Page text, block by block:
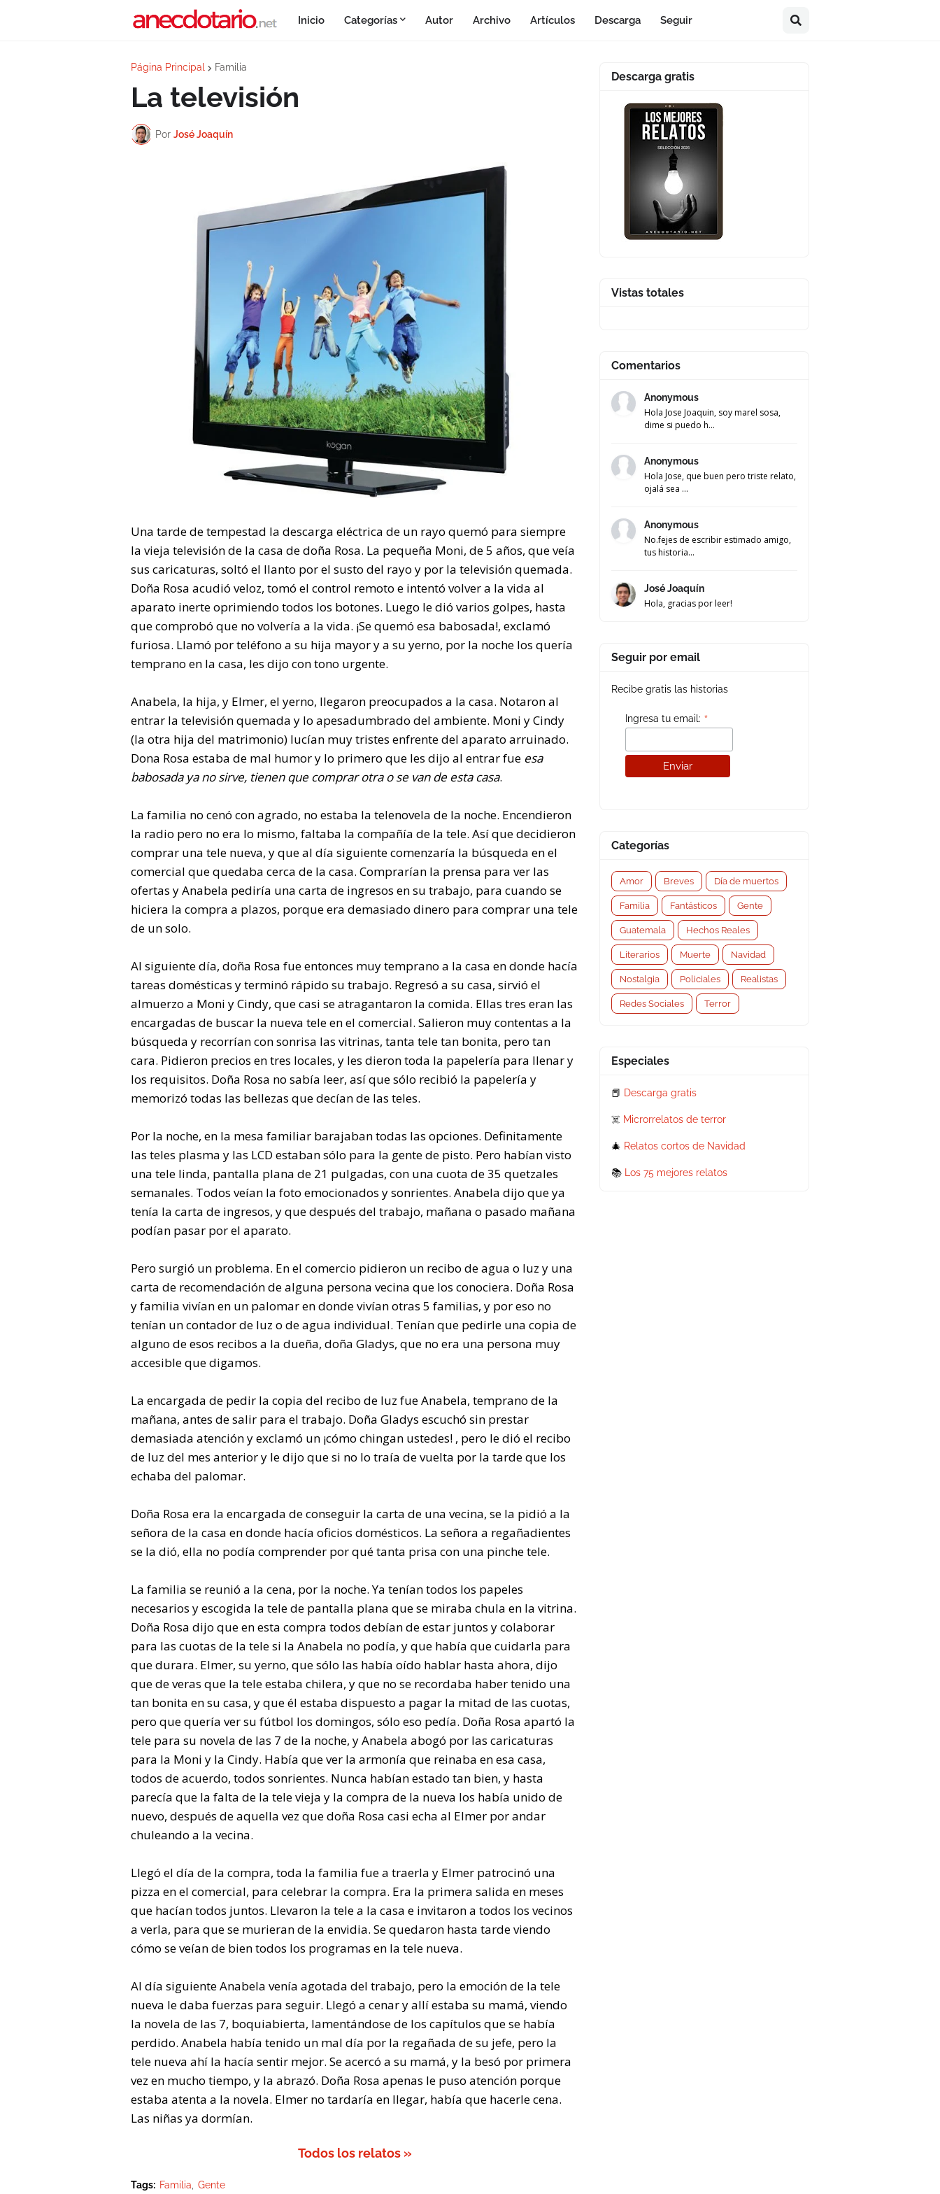
Inicio Categorías Autor Archivo Artículos Descarga Seguir
Página Principal Familia
La televisión
Por José Joaquín
Una tarde de tempestad la descarga eléctrica de un rayo quemó para siempre
la vieja televisión de la casa de doña Rosa. La pequeña Moni, de 5 años, que veía
sus caricaturas, soltó el llanto por el susto del rayo y por la televisión quemada.
Doña Rosa acudió veloz, tomó el control remoto e intentó volver a la vida al
aparato inerte oprimiendo todos los botones. Luego le dió varios golpes, hasta
que comprobó que no volvería a la vida. ¡Se quemó esa babosada!, exclamó
furiosa. Llamó por teléfono a su hija mayor y a su yerno, por la noche los quería
temprano en la casa, les dijo con tono urgente.
Anabela, la hija, y Elmer, el yerno, llegaron preocupados a la casa. Notaron al
entrar la televisión quemada y lo apesadumbrado del ambiente. Moni y Cindy
(la otra hija del matrimonio) lucían muy tristes enfrente del aparato arruinado.
Dona Rosa estaba de mal humor y lo primero que les dijo al entrar fue esa
babosada ya no sirve, tienen que comprar otra o se van de esta casa.
La familia no cenó con agrado, no estaba la telenovela de la noche. Encendieron
la radio pero no era lo mismo, faltaba la compañía de la tele. Así que decidieron
comprar una tele nueva, y que al día siguiente comenzaría la búsqueda en el
comercial que quedaba cerca de la casa. Comprarían la prensa para ver las
ofertas y Anabela pediría una carta de ingresos en su trabajo, para cuando se
hiciera la compra a plazos, porque era demasiado dinero para comprar una tele
de un solo.
Al siguiente día, doña Rosa fue entonces muy temprano a la casa en donde hacía
tareas domésticas y terminó rápido su trabajo. Regresó a su casa, sirvió el
almuerzo a Moni y Cindy, que casi se atragantaron la comida. Ellas tres eran las
encargadas de buscar la nueva tele en el comercial. Salieron muy contentas a la
búsqueda y recorrían con sonrisa las vitrinas, tanta tele tan bonita, pero tan
cara. Pidieron precios en tres locales, y les dieron toda la papelería para llenar y
los requisitos. Doña Rosa no sabía leer, así que sólo recibió la papelería y
memorizó todas las bellezas que decían de las teles.
Por la noche, en la mesa familiar barajaban todas las opciones. Definitamente
las teles plasma y las LCD estaban sólo para la gente de pisto. Pero habían visto
una tele linda, pantalla plana de 21 pulgadas, con una cuota de 35 quetzales
semanales. Todos veían la foto emocionados y sonrientes. Anabela dijo que ya
tenía la carta de ingresos, y que después del trabajo, mañana o pasado mañana
podían pasar por el aparato.
Pero surgió un problema. En el comercio pidieron un recibo de agua o luz y una
carta de recomendación de alguna persona vecina que los conociera. Doña Rosa
y familia vivían en un palomar en donde vivían otras 5 familias, y por eso no
tenían un contador de luz o de agua individual. Tenían que pedirle una copia de
alguno de esos recibos a la dueña, doña Gladys, que no era una persona muy
accesible que digamos.
La encargada de pedir la copia del recibo de luz fue Anabela, temprano de la
mañana, antes de salir para el trabajo. Doña Gladys escuchó sin prestar
demasiada atención y exclamó un ¡cómo chingan ustedes! , pero le dió el recibo
de luz del mes anterior y le dijo que si no lo traía de vuelta por la tarde que los
echaba del palomar.
Doña Rosa era la encargada de conseguir la carta de una vecina, se la pidió a la
señora de la casa en donde hacía oficios domésticos. La señora a regañadientes
se la dió, ella no podía comprender por qué tanta prisa con una pinche tele.
La familia se reunió a la cena, por la noche. Ya tenían todos los papeles
necesarios y escogida la tele de pantalla plana que se miraba chula en la vitrina.
Doña Rosa dijo que en esta compra todos debían de estar juntos y colaborar
para las cuotas de la tele si la Anabela no podía, y que había que cuidarla para
que durara. Elmer, su yerno, que sólo las había oído hablar hasta ahora, dijo
que de veras que la tele estaba chilera, y que no se recordaba haber tenido una
tan bonita en su casa, y que él estaba dispuesto a pagar la mitad de las cuotas,
pero que quería ver su fútbol los domingos, sólo eso pedía. Doña Rosa apartó la
tele para su novela de las 7 de la noche, y Anabela abogó por las caricaturas
para la Moni y la Cindy. Había que ver la armonía que reinaba en esa casa,
todos de acuerdo, todos sonrientes. Nunca habían estado tan bien, y hasta
parecía que la falta de la tele vieja y la compra de la nueva los había unido de
nuevo, después de aquella vez que doña Rosa casi echa al Elmer por andar
chuleando a la vecina.
Llegó el día de la compra, toda la familia fue a traerla y Elmer patrocinó una
pizza en el comercial, para celebrar la compra. Era la primera salida en meses
que hacían todos juntos. Llevaron la tele a la casa e invitaron a todos los vecinos
a verla, para que se murieran de la envidia. Se quedaron hasta tarde viendo
cómo se veían de bien todos los programas en la tele nueva.
Al día siguiente Anabela venía agotada del trabajo, pero la emoción de la tele
nueva le daba fuerzas para seguir. Llegó a cenar y allí estaba su mamá, viendo
la novela de las 7, boquiabierta, lamentándose de los capítulos que se había
perdido. Anabela había tenido un mal día por la regañada de su jefe, pero la
tele nueva ahí la hacía sentir mejor. Se acercó a su mamá, y la besó por primera
vez en mucho tiempo, y la abrazó. Doña Rosa apenas le puso atención porque
estaba atenta a la novela. Elmer no tardaría en llegar, había que hacerle cena.
Las niñas ya dormían.
Todos los relatos »
Tags: Familia Gente
Descarga gratis
Vistas totales
Comentarios
Anonymous
Hola Jose Joaquin, soy marel sosa,
dime si puedo h...
Anonymous
Hola Jose, que buen pero triste relato,
ojalá sea ...
Anonymous
No.fejes de escribir estimado amigo,
tus historia...
José Joaquín
Hola, gracias por leer!
Seguir por email
Recibe gratis las historias
Ingresa tu email: *
Categorías
Amor Breves Día de muertos
Familia Fantásticos Gente
Guatemala Hechos Reales
Literarios Muerte Navidad
Nostalgia Policiales Realistas
Redes Sociales Terror
Especiales
📕 Descarga gratis
☠️ Microrrelatos de terror
🎄 Relatos cortos de Navidad
📚 Los 75 mejores relatos